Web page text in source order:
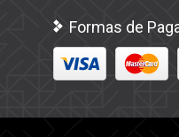
Formas de